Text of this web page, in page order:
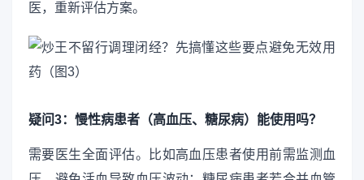
医，重新评估方案。
疑问3：慢性病患者（高血压、糖尿病）能使用吗？
需要医生全面评估。比如高血压患者使用前需监测血